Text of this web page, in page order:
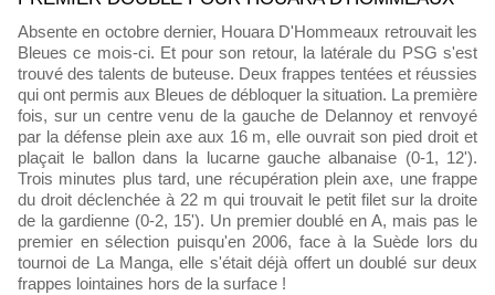
Absente en octobre dernier, Houara D'Hommeaux retrouvait les
Bleues ce mois-ci. Et pour son retour, la latérale du PSG s'est
trouvé des talents de buteuse. Deux frappes tentées et réussies
qui ont permis aux Bleues de débloquer la situation. La première
fois, sur un centre venu de la gauche de Delannoy et renvoyé
par la défense plein axe aux 16 m, elle ouvrait son pied droit et
plaçait le ballon dans la lucarne gauche albanaise (0-1, 12').
Trois minutes plus tard, une récupération plein axe, une frappe
du droit déclenchée à 22 m qui trouvait le petit filet sur la droite
de la gardienne (0-2, 15'). Un premier doublé en A, mais pas le
premier en sélection puisqu'en 2006, face à la Suède lors du
tournoi de La Manga, elle s'était déjà offert un doublé sur deux
frappes lointaines hors de la surface !